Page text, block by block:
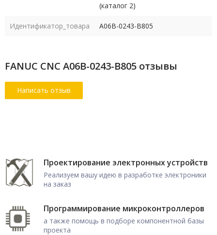
(каталог 2)
Идентификатор_товара A06B-0243-B805
FANUC CNC A06B-0243-B805 отзывы
Проектирование электронных устройств
Реализуем вашу идею в разработке электроники
на заказ
Программирование микроконтроллеров
а также помощь в подборе компонентной базы
проекта